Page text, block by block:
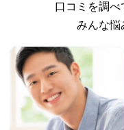
口コミを調
みんな悩